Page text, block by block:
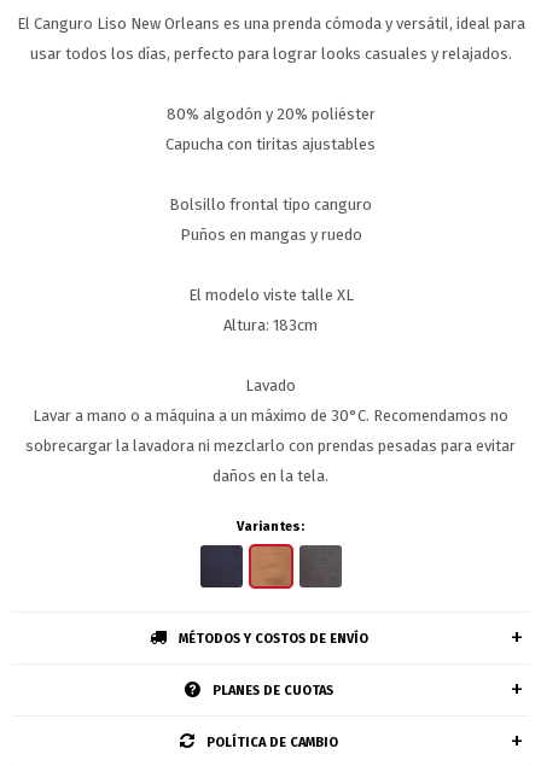
El Canguro Liso New Orleans es una prenda cómoda y versátil, ideal para
usar todos los días, perfecto para lograr looks casuales y relajados.
80% algodón y 20% poliéster
Capucha con tiritas ajustables
Bolsillo frontal tipo canguro
Puños en mangas y ruedo
El modelo viste talle XL
Altura: 183cm
Lavado
Lavar a mano o a máquina a un máximo de 30°C. Recomendamos no
sobrecargar la lavadora ni mezclarlo con prendas pesadas para evitar
daños en la tela.
Variantes:
MÉTODOS Y COSTOS DE ENVÍO
PLANES DE CUOTAS
POLÍTICA DE CAMBIO